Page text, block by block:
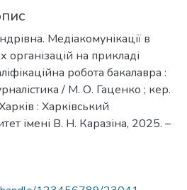
Медіакомунікації в
організацій на прикладі
робота бакалавра :
/ М. О. Гаценко ; кер.
: Харківський
імені В. Н. Каразіна, 2025. –